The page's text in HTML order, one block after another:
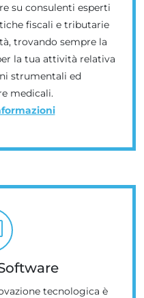
su consulenti esperti
fiscali e tributarie
trovando sempre la
la tua attività relativa
strumentali ed
medicali.
tecnologica è